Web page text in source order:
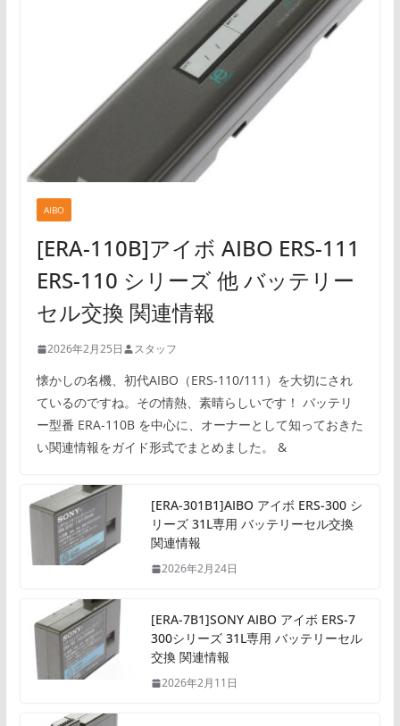
AIBO
[ERA-110B]アイボ AIBO ERS-111
ERS-110 シリーズ 他 バッテリー
セル交換 関連情報
2026年2月25日 スタッフ
懐かしの名機、初代AIBO（ERS-110/111）を大切にされ
ているのですね。その情熱、素晴らしいです！ バッテリ
ー型番 ERA-110B を中心に、オーナーとして知っておきた
い関連情報をガイド形式でまとめました。 &
[ERA-301B1]AIBO アイボ ERS-300 シ
リーズ 31L専用 バッテリーセル交換
関連情報
2026年2月24日
[ERA-7B1]SONY AIBO アイボ ERS-7
300シリーズ 31L専用 バッテリーセル
交換 関連情報
2026年2月11日